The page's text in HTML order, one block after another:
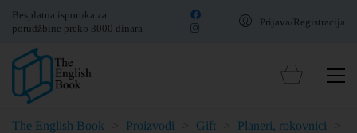
Besplatna isporuka za
porudžbine preko 3000 dinara
Prijava/Registracija
The English Book Proizvodi Gift Planeri, rokovnici